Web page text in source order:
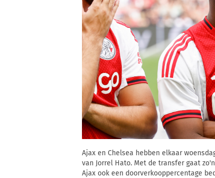
Ajax en Chelsea hebben elkaar
van Jorrel Hato. Met de transfer gaat
Ajax ook een doorverkooppercentage